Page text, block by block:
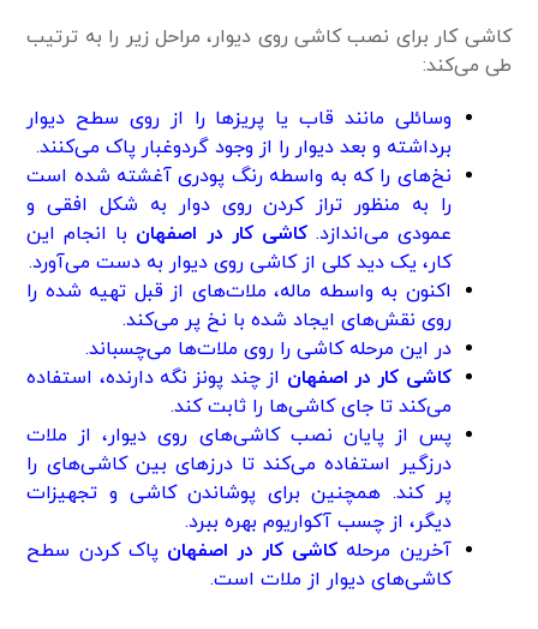
کاشی کار برای نصب کاشی روی دیوار، مراحل زیر را به ترتیب
طی می‌کند:
وسائلی مانند قاب یا پریز‌ها را از روی سطح دیوار
برداشته و بعد دیوار را از وجود گردوغبار پاک می‌کنند.
نخ‌های را که به واسطه رنگ پودری آغشته شده است
را به منظور تراز کردن روی دوار به شکل افقی و
عمودی می‌اندازد.کاشی کار در اصفهان با انجام این
کار، یک دید کلی از کاشی روی دیوار به دست می‌آورد.
اکنون به واسطه ماله، ملات‌های از قبل تهیه شده را
روی نقش‌های ایجاد شده با نخ پر می‌کند.
در این مرحله کاشی را روی ملات‌ها می‌چسباند.
کاشی کار در اصفهان از چند پونز نگه دارنده، استفاده
می‌کند تا جای کاشی‌ها را ثابت کند.
پس از پایان نصب کاشی‌های روی دیوار، از ملات
درزگیر استفاده می‌کند تا درز‌های بین کاشی‌های را
پر کند. همچنین برای پوشاندن کاشی و تجهیزات
دیگر، از چسب آکواریوم بهره ببرد.
آخرین مرحله کاشی کار در اصفهان پاک کردن سطح
کاشی‌های دیوار از ملات است.